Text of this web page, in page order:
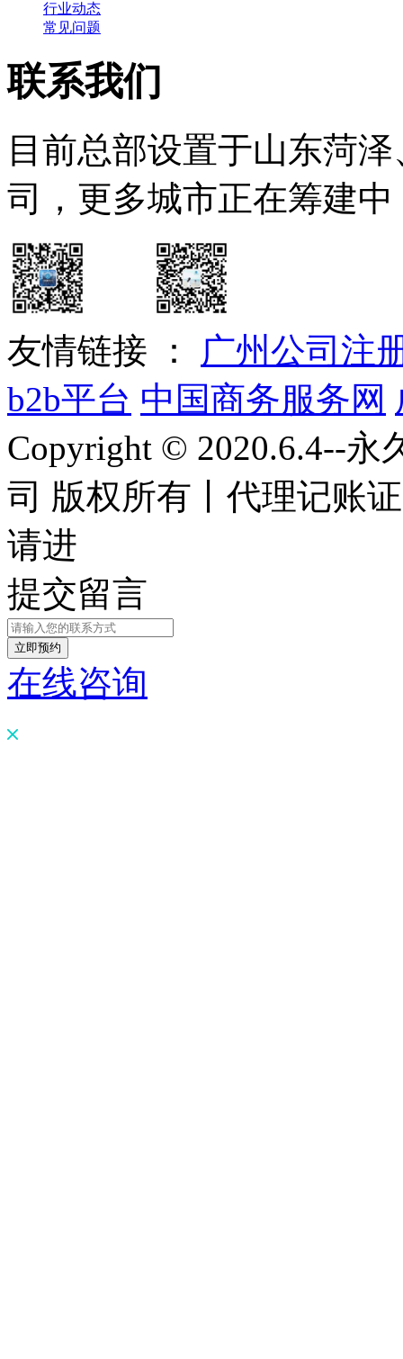
行业动态
常见问题
联系我们
目前总部设置于山东菏
司，更多城市正在筹建
友情链接 ：
广州公司注
b2b平台 中国商务服务网
Copyright © 2020.6.4--
司 版权所有丨 代理记账
请进
提交留言
在线咨询